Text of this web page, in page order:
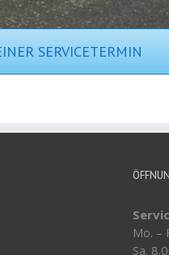
SERVICETERMIN
Mo. –
Sa.